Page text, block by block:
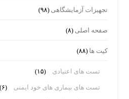
تجهیزات آزمایشگاهی (۹۸)
صفحه اصلی (۸)
کیت ها (۸۸)
تست های اعتیادی (۱۵)
تست های بیماری های خود ایمنی (۶)